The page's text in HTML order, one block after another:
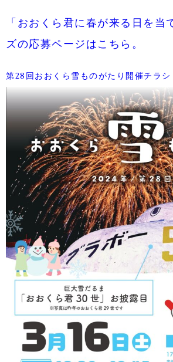
「おおくら君に春が来る日を当
ズの応募ページはこちら。
第28回おおくら雪ものがたり開催チラシ